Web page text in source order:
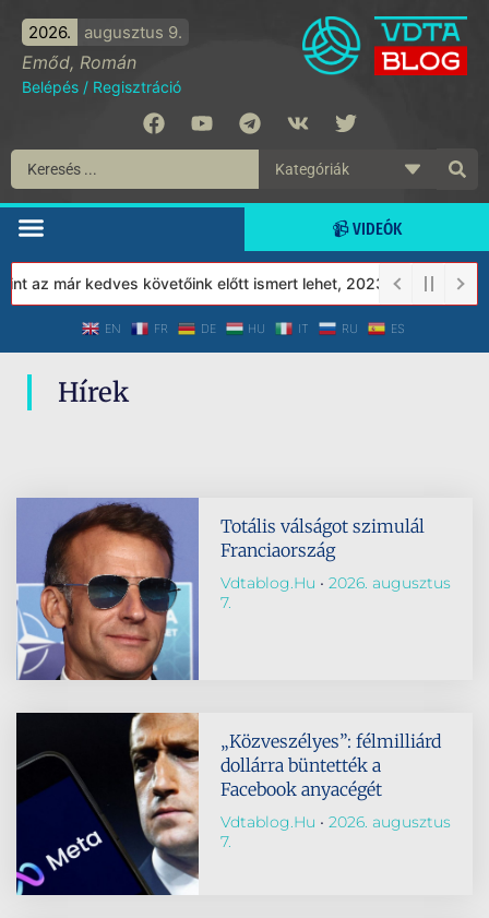
2026. augusztus 9.
Emőd, Román
Belépés / Regisztráció
📹 VIDEÓK
az már kedves követőink előtt ismert lehet, 2023-tól a Védett
EN FR DE HU IT RU ES
Hírek
Totális válságot szimulál
Franciaország
Vdtablog.hu
2026. augusztus
7.
„Közveszélyes”: félmilliárd
dollárra büntették a
Facebook anyacégét
Vdtablog.hu
2026. augusztus
7.